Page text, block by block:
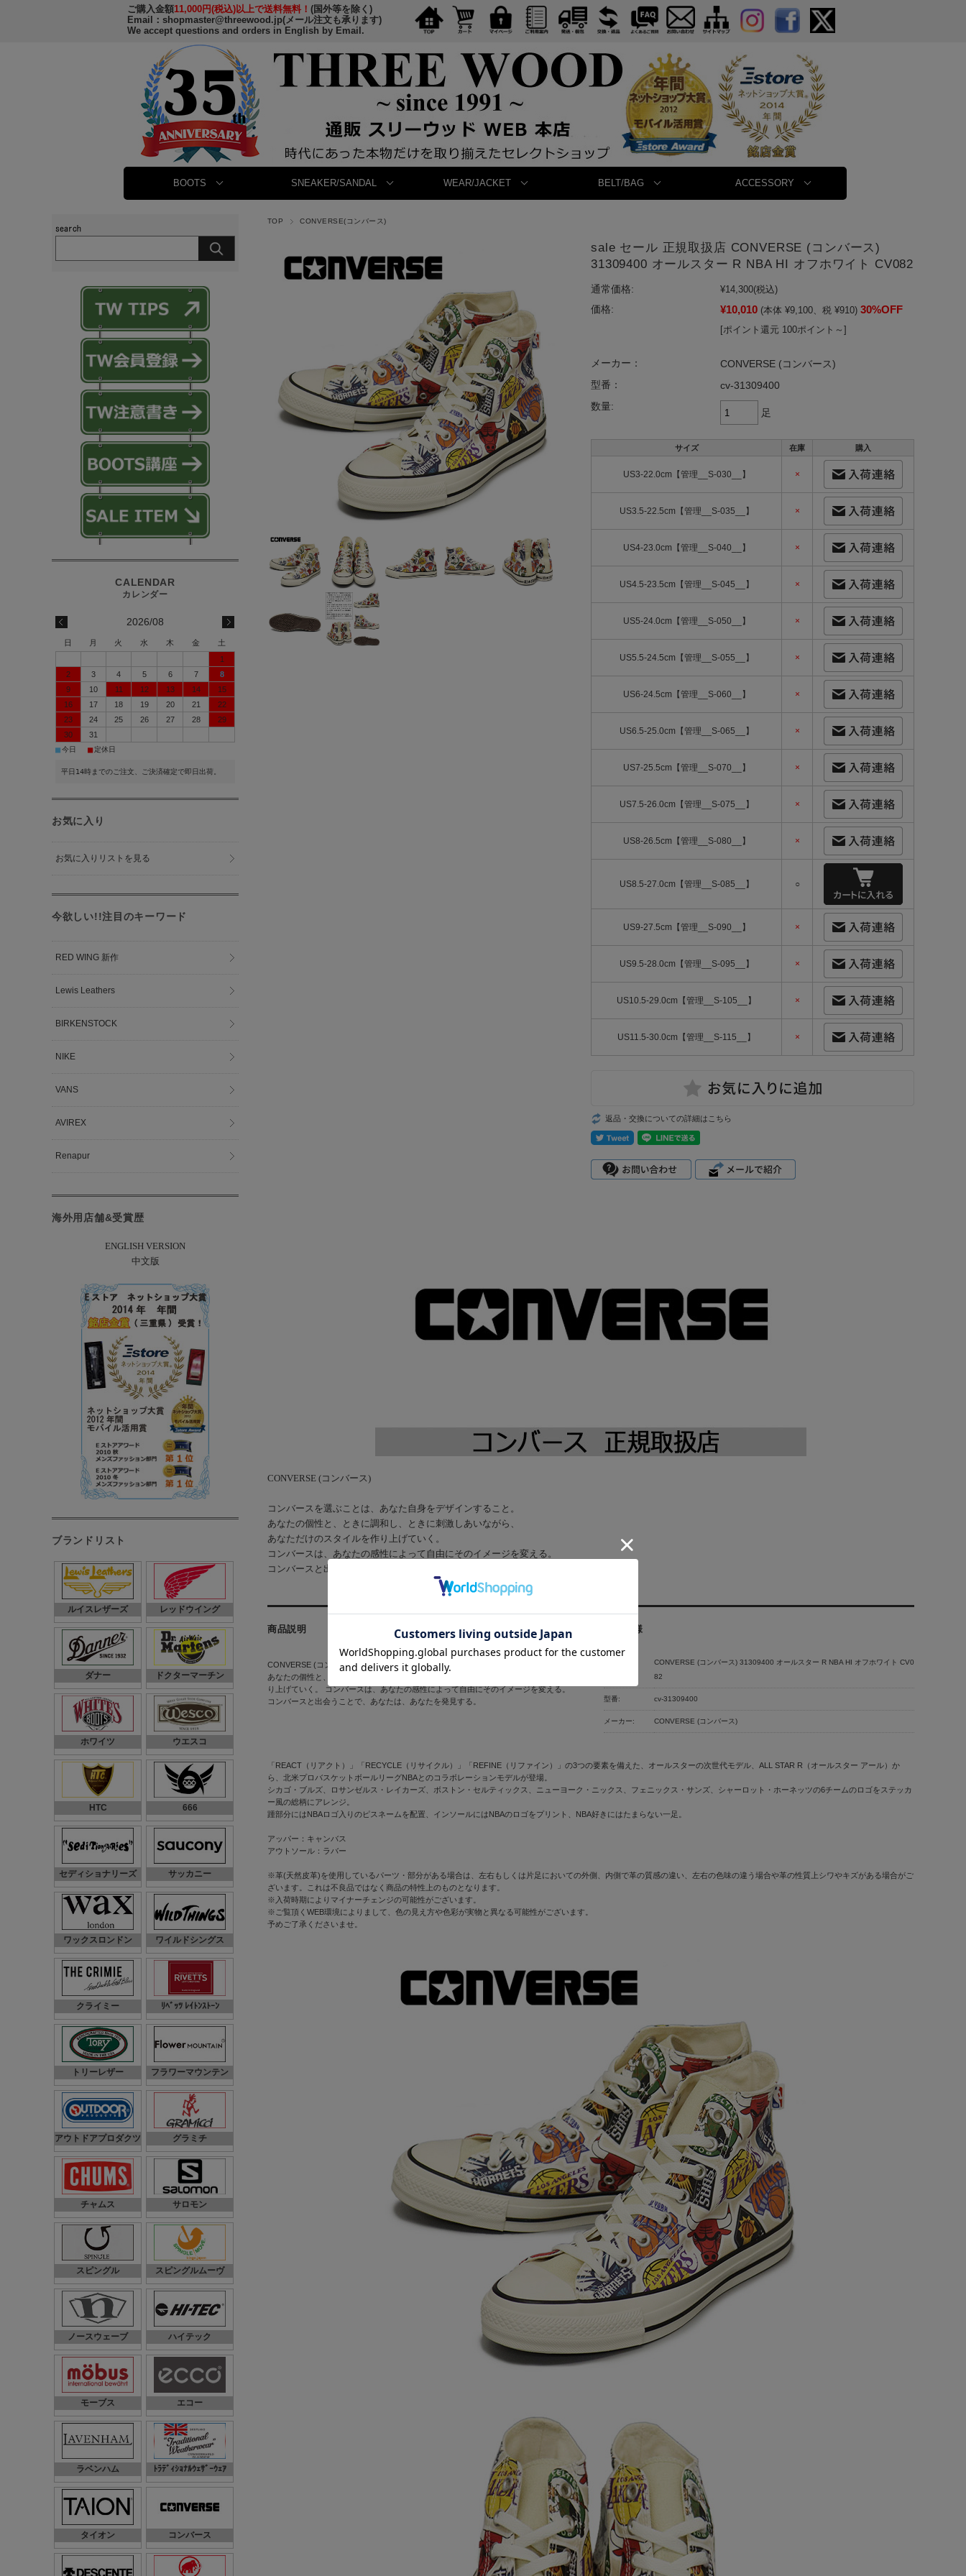
ご購入金額11,000円(税込)以上で送料無料！ (国外等を除く)
Email： shopmaster@threewood.jp(メール注文も承ります)
We accept questions and orders in English by Email.
BOOTS SNEAKER/SANDAL WEAR/JACKET BELT/BAG ACCESSORY
TOP CONVERSE(コンバース)
sale セール 正規取扱店 CONVERSE (コンバース)
31309400 オールスター R NBA HI オフホワイト CV082
通常価格: ¥14,300(税込)
価格:
¥10,010 (本体 ¥9,100、税 ¥910) 30%OFF
[ポイント還元 100ポイント～]
メーカー：
CONVERSE (コンバース)
型番：
cv-31309400
数量:
足
サイズ 在庫 購入
US3-22.0cm【管理__S-030__】 ×
US3.5-22.5cm【管理__S-035__】 ×
US4-23.0cm【管理__S-040__】 ×
US4.5-23.5cm【管理__S-045__】 ×
US5-24.0cm【管理__S-050__】 ×
US5.5-24.5cm【管理__S-055__】 ×
US6-24.5cm【管理__S-060__】 ×
US6.5-25.0cm【管理__S-065__】 ×
US7-25.5cm【管理__S-070__】 ×
US7.5-26.0cm【管理__S-075__】 ×
US8-26.5cm【管理__S-080__】 ×
US8.5-27.0cm【管理__S-085__】 ○
US9-27.5cm【管理__S-090__】 ×
US9.5-28.0cm【管理__S-095__】 ×
US10.5-29.0cm【管理__S-105__】 ×
US11.5-30.0cm【管理__S-115__】 ×
返品・交換についての詳細はこちら
CONVERSE (コンバース)
コンバースを選ぶことは、あなた自身をデザインすること。
あなたの個性と、ときに調和し、ときに刺激しあいながら、
あなただけのスタイルを作り上げていく。
コンバースは、あなたの感性によって自由にそのイメージを変える。
コンバースと出会うことで、あなたは、あなたを発見する。
商品説明
CONVERSE (コンバース) コンバースを選ぶことは、あなた自身をデザインすること。
あなたの個性と、ときに調和し、ときに刺激しあいながら、 あなただけのスタイルを作
り上げていく。 コンバースは、あなたの感性によって自由にそのイメージを変える。
コンバースと出会うことで、あなたは、あなたを発見する。
商品仕様
CONVERSE (コンバース) 31309400 オールスター R NBA HI オフホワイト CV0
82
型番: cv-31309400
メーカー: CONVERSE (コンバース)
「REACT（リアクト）」「RECYCLE（リサイクル）」「REFINE（リファイン）」の3つの要素を備えた、オールスターの次世代モデル、ALL STAR R（オールスター アール）か
ら、北米プロバスケットボールリーグNBAとのコラボレーションモデルが登場。
シカゴ・ブルズ、ロサンゼルス・レイカーズ、ボストン・セルティックス、ニューヨーク・ニックス、フェニックス・サンズ、シャーロット・ホーネッツの6チームのロゴをステッカ
ー風の総柄にアレンジ。
踵部分にはNBAロゴ入りのピスネームを配置、インソールにはNBAのロゴをプリント、NBA好きにはたまらない一足。
アッパー：キャンバス
アウトソール：ラバー
※革(天然皮革)を使用しているパーツ・部分がある場合は、左右もしくは片足においての外側、内側で革の質感の違い、左右の色味の違う場合や革の性質上シワやキズがある場合がご
ざいます。これは不良品ではなく商品の特性上のものとなります。
※入荷時期によりマイナーチェンジの可能性がございます。
※ご覧頂くWEB環境によりまして、色の見え方や色彩が実物と異なる可能性がございます。
予めご了承くださいませ。
2026/08
日 月 火 水 木 金
土
1
2
3 4 5 6 7
8
9
10 11 12 13 14
15
16
17 18 19 20 21
22
23
24 25 26 27 28
29
30
31
■今日 ■ 定休日
平日14時までのご注文、ご決済確定で即日出荷。
お気に入り
お気に入りリストを見る
今欲しい!!注目のキーワード
RED WING 新作
Lewis Leathers
BIRKENSTOCK
NIKE
VANS
AVIREX
Renapur
海外用店舗&受賞歴
ENGLISH VERSION
中文版
ブランドリスト
ルイスレザーズ レッドウイング
ダナー ドクターマーチン
ホワイツ ウエスコ
HTC 666
セディショナリーズ サッカニー
ワックスロンドン ワイルドシングス
クライミー ﾘﾍﾞｯﾂ ﾚｲﾄﾝｽﾄｰﾝ
トリーレザー フラワーマウンテン
アウトドアプロダクツ グラミチ
チャムス サロモン
スピングル スピングルムーヴ
ノースウェーブ ハイテック
モーブス エコー
ラベンハム ﾄﾗﾃﾞｨｼｮﾅﾙｳｪｻﾞｰｳｪｱ
タイオン コンバース